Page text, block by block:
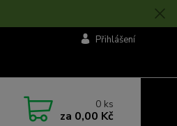
Přihlášení
0 ks
za 0,00 Kč